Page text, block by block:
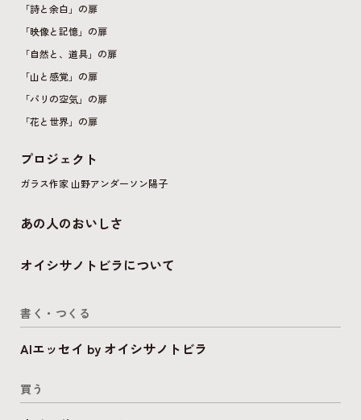
「詩と余白」の扉
「映像と記憶」の扉
「自然と、道具」の扉
「山と感覚」の扉
「パリの空気」の扉
「花と世界」の扉
プロジェクト
ガラス作家 山野アンダーソン陽子
あの人のおいしさ
オイシサノトビラについて
書く・つくる
AIエッセイ by オイシサノトビラ
買う